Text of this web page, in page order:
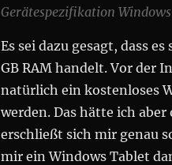
Gerätespezifikation
Es sei dazu gesagt, dass
GB RAM handelt. Vor der
natürlich ein kostenloses
werden. Das hätte ich
erschließt sich mir genau
mir ein Windows Tablet